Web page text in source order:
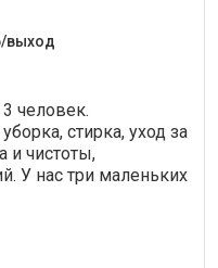
выход
человек.
стирка, уход за
и чистоты,
У нас три маленьких